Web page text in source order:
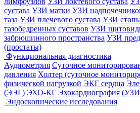
сустава УЗИ матки УЗИ
таза УЗИ плечевого сустава УЗИ
тазобедренных суставов УЗИ
забрюшинного пространства УЗИ
(простаты)
Функциональная диагностика
Аудиометрия Суточное
давления Холтер (суточное
физической нагрузкой ЭКГ сердца
(ЭЭГ) ЭХО-КГ Эхокардиография (УЗИ
Эндоскопические исследования